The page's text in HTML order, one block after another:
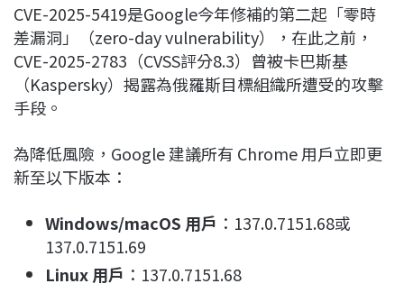
CVE-2025-5419是Google今年修補的第二起「零時
差漏洞」（zero-day vulnerability），在此之前，
CVE-2025-2783（CVSS評分8.3）曾被卡巴斯基
（Kaspersky）揭露為俄羅斯目標組織所遭受的攻擊
手段。
為降低風險，Google 建議所有 Chrome 用戶立即更
新至以下版本：
Windows/macOS 用戶 ：137.0.7151.68或
137.0.7151.69
Linux 用戶 ：137.0.7151.68